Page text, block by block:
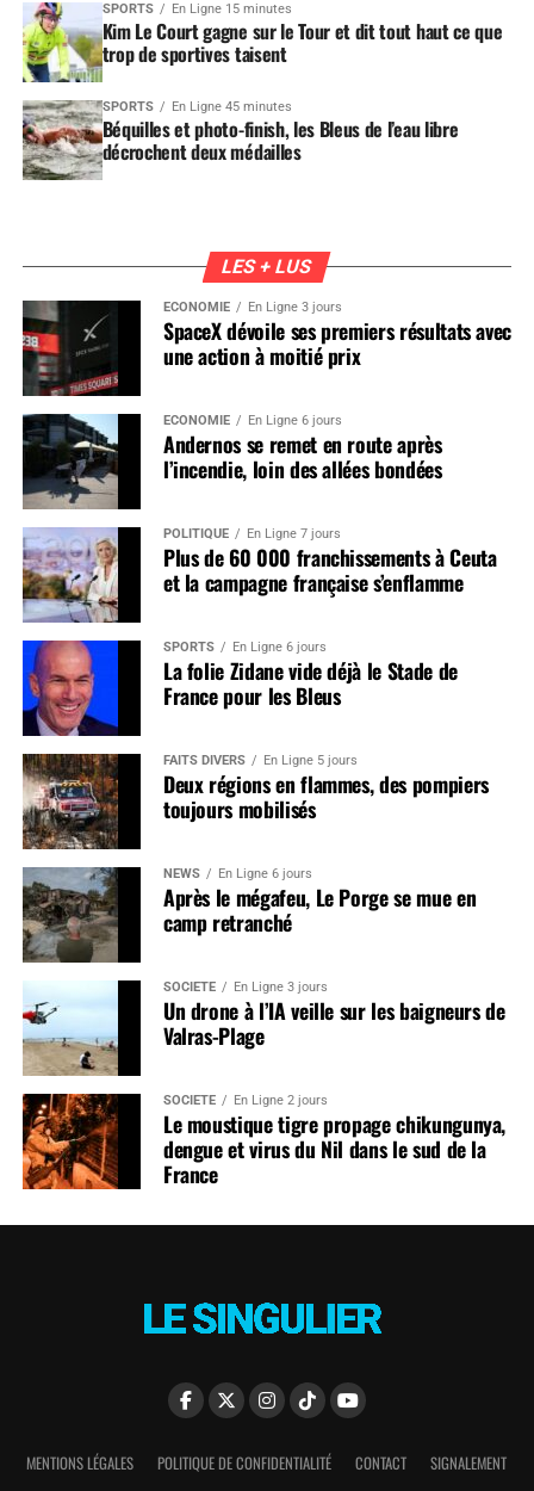
SPORTS En Ligne 15 minutes
Kim Le Court gagne sur le Tour et dit tout haut ce que
trop de sportives taisent
SPORTS En Ligne 45 minutes
Béquilles et photo-finish, les Bleus de l’eau libre
décrochent deux médailles
LES + LUS
ÉCONOMIE En Ligne 3 jours
SpaceX dévoile ses premiers résultats avec
une action à moitié prix
ÉCONOMIE En Ligne 6 jours
Andernos se remet en route après
l’incendie, loin des allées bondées
POLITIQUE En Ligne 7 jours
Plus de 60 000 franchissements à Ceuta
et la campagne française s’enflamme
SPORTS En Ligne 6 jours
La folie Zidane vide déjà le Stade de
France pour les Bleus
FAITS DIVERS En Ligne 5 jours
Deux régions en flammes, des pompiers
toujours mobilisés
NEWS En Ligne 6 jours
Après le mégafeu, Le Porge se mue en
camp retranché
SOCIÉTÉ En Ligne 3 jours
Un drone à l’IA veille sur les baigneurs de
Valras-Plage
SOCIÉTÉ En Ligne 2 jours
Le moustique tigre propage chikungunya,
dengue et virus du Nil dans le sud de la
France
MENTIONS LÉGALES POLITIQUE DE CONFIDENTIALITÉ CONTACT SIGNALEMENT